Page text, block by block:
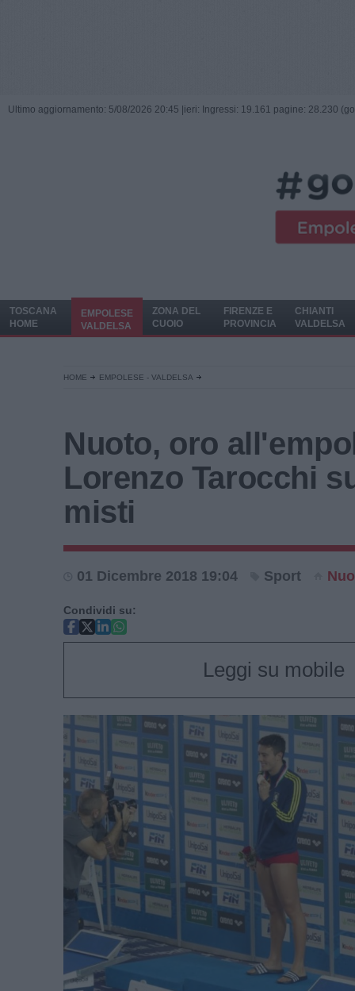
Ultimo aggiornamento: 5/08/2026 20:45 | ieri: Ingressi: 19.161 pagine: 28.230
TOSCANA
HOME
EMPOLESE
VALDELSA
ZONA DEL
CUOIO
FIRENZE E
PROVINCIA
CHIANTI
VALDELSA
HOME EMPOLESE - VALDELSA
Nuoto, oro
Lorenzo Tarocchi
misti
01 Dicembre 2018 19:04 Sport
Condividi su:
Leggi su mobile